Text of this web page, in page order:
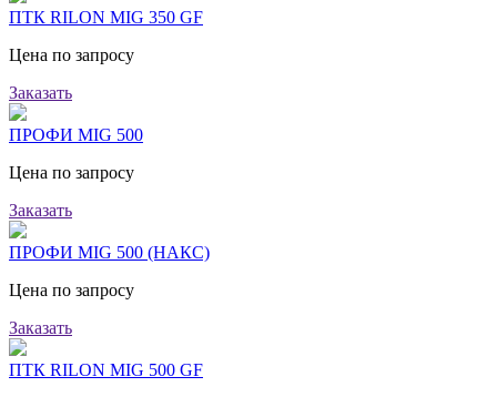
ПТК RILON MIG 350 GF
Цена по запросу
Заказать
ПРОФИ MIG 500
Цена по запросу
Заказать
ПРОФИ MIG 500 (НАКС)
Цена по запросу
Заказать
ПТК RILON MIG 500 GF